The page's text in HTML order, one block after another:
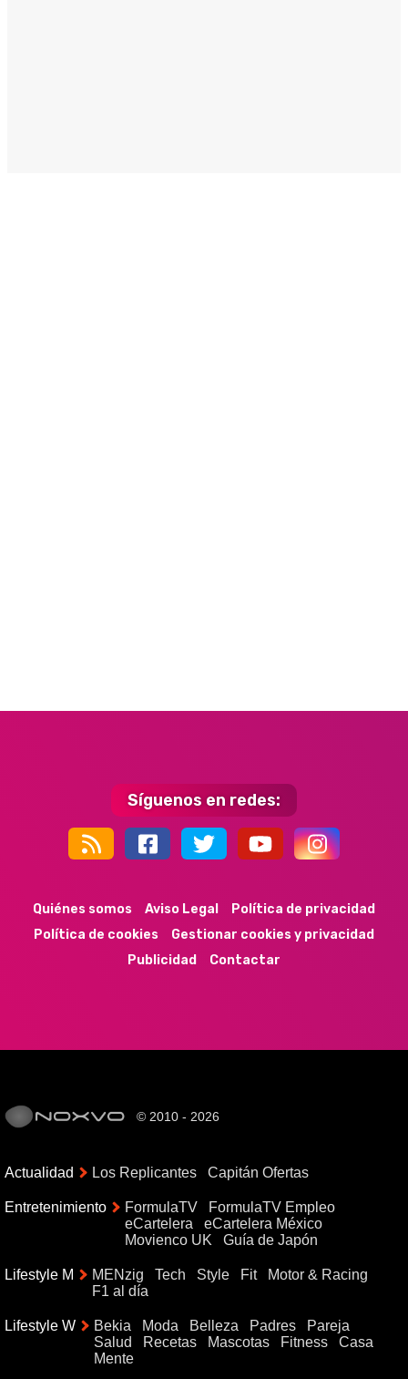
Síguenos en redes:
Quiénes somos Aviso Legal
Política de privacidad
Política de cookies
Gestionar cookies y privacidad
Publicidad
Contactar
© 2010 - 2026
Actualidad Los Replicantes Capitán Ofertas
Entretenimiento FormulaTV
FormulaTV Empleo
eCartelera
eCartelera México
Movienco UK
Guía de Japón
Lifestyle M MENzig Tech Style Fit
Motor & Racing
F1 al día
Lifestyle W Bekia Moda Belleza Padres
Pareja
Salud
Recetas Mascotas Fitness
Casa
Mente